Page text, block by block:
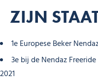
ZIJN
1e Europese Beker
3e bij de Nendaz
2021